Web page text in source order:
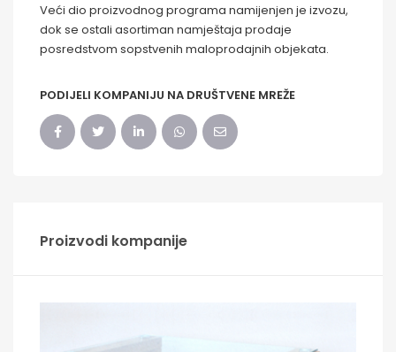
Veći dio proizvodnog programa namijenjen je izvozu,
dok se ostali asortiman namještaja prodaje
posredstvom sopstvenih maloprodajnih objekata.
PODIJELI KOMPANIJU NA DRUŠTVENE MREŽE
Proizvodi kompanije